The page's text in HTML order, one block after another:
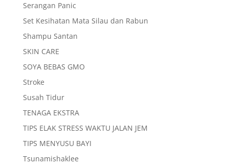
Serangan Panic
Set Kesihatan Mata Silau dan Rabun
Shampu Santan
SKIN CARE
SOYA BEBAS GMO
Stroke
Susah Tidur
TENAGA EKSTRA
TIPS ELAK STRESS WAKTU JALAN JEM
TIPS MENYUSU BAYI
Tsunamishaklee